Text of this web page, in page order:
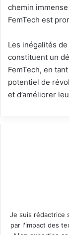
chemin
FemTech est
Les inégalités
constituent un
FemTech, en
potentiel de
et d’améliorer
Je suis rédactrice
par l'impact des